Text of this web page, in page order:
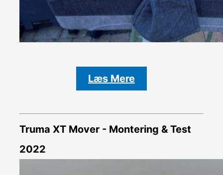
Læs Mere
Truma XT Mover - Montering & Test
2022